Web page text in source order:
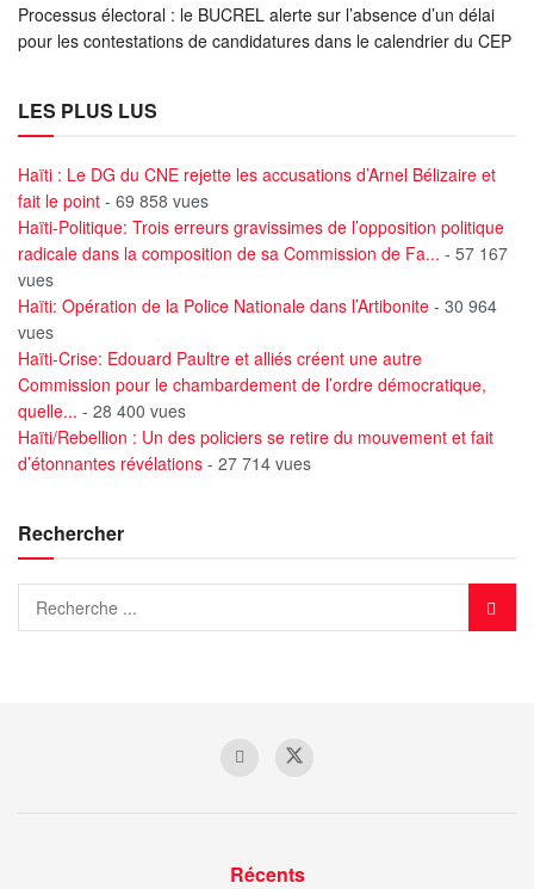
Processus électoral : le BUCREL alerte sur l’absence d’un délai
pour les contestations de candidatures dans le calendrier du CEP
LES PLUS LUS
Haïti : Le DG du CNE rejette les accusations d’Arnel Bélizaire et
fait le point - 69 858 vues
Haïti-Politique: Trois erreurs gravissimes de l’opposition politique
radicale dans la composition de sa Commission de Fa... - 57 167
vues
Haïti: Opération de la Police Nationale dans l’Artibonite - 30 964
vues
Haïti-Crise: Edouard Paultre et alliés créent une autre
Commission pour le chambardement de l’ordre démocratique,
quelle... - 28 400 vues
Haïti/Rebellion : Un des policiers se retire du mouvement et fait
d’étonnantes révélations - 27 714 vues
Rechercher
Récents